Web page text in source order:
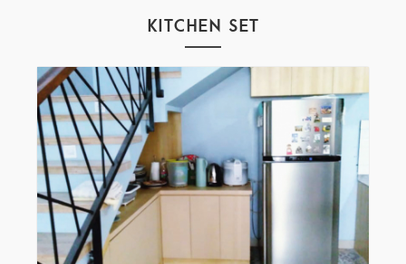
KITCHEN SET